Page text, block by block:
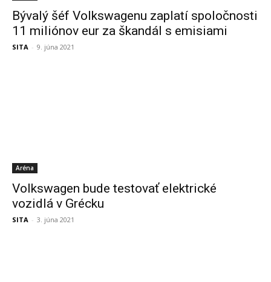
Bývalý šéf Volkswagenu zaplatí spoločnosti
11 miliónov eur za škandál s emisiami
SITA - 9. júna 2021
Aréna
Volkswagen bude testovať elektrické
vozidlá v Grécku
SITA - 3. júna 2021